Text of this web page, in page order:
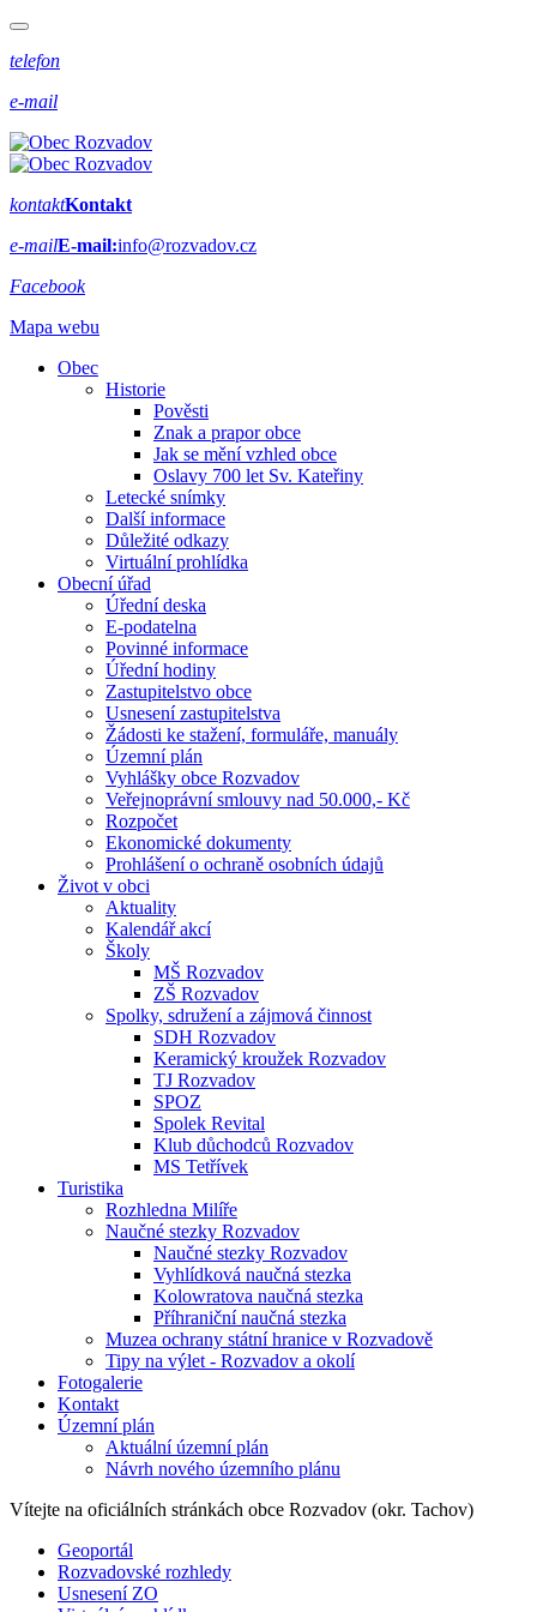
telefon
e-mail
kontaktKontakt
e-mailE-mail:info@rozvadov.cz
Facebook
Mapa webu
Obec
Historie
Pověsti
Znak a prapor obce
Jak se mění vzhled obce
Oslavy 700 let Sv. Kateřiny
Letecké snímky
Další informace
Důležité odkazy
Virtuální prohlídka
Obecní úřad
Úřední deska
E-podatelna
Povinné informace
Úřední hodiny
Zastupitelstvo obce
Usnesení zastupitelstva
Žádosti ke stažení, formuláře, manuály
Územní plán
Vyhlášky obce Rozvadov
Veřejnoprávní smlouvy nad 50.000,- Kč
Rozpočet
Ekonomické dokumenty
Prohlášení o ochraně osobních údajů
Život v obci
Aktuality
Kalendář akcí
Školy
MŠ Rozvadov
ZŠ Rozvadov
Spolky, sdružení a zájmová činnost
SDH Rozvadov
Keramický kroužek Rozvadov
TJ Rozvadov
SPOZ
Spolek Revital
Klub důchodců Rozvadov
MS Tetřívek
Turistika
Rozhledna Milíře
Naučné stezky Rozvadov
Naučné stezky Rozvadov
Vyhlídková naučná stezka
Kolowratova naučná stezka
Příhraniční naučná stezka
Muzea ochrany státní hranice v Rozvadově
Tipy na výlet - Rozvadov a okolí
Fotogalerie
Kontakt
Územní plán
Aktuální územní plán
Návrh nového územního plánu
Vítejte na oficiálních stránkách obce Rozvadov (okr. Tachov)
Geoportál
Rozvadovské rozhledy
Usnesení ZO